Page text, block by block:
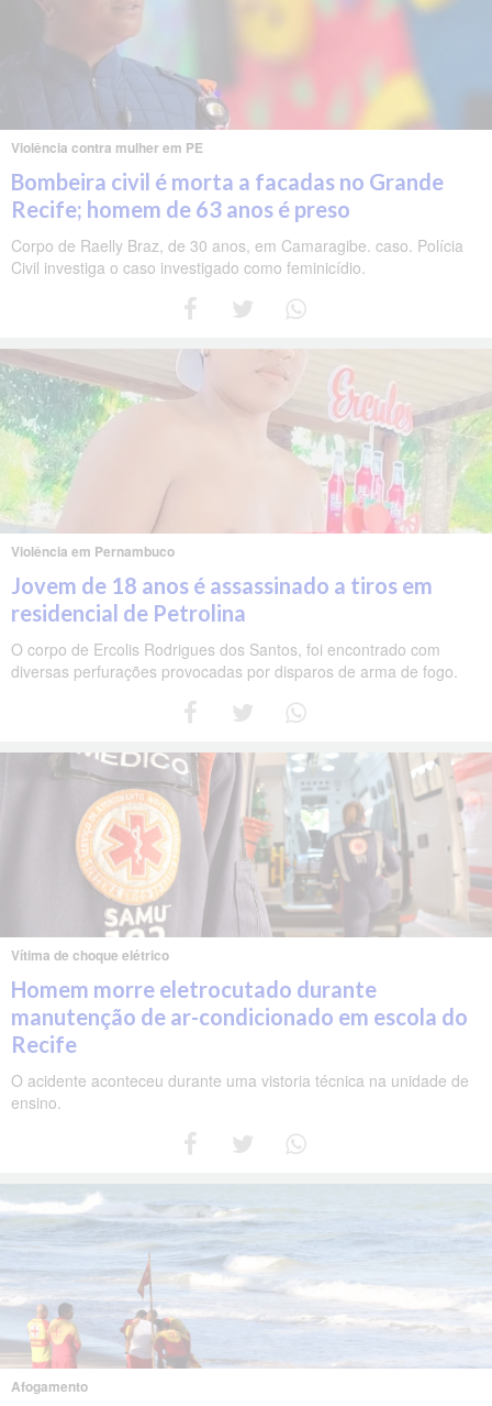
Violência contra mulher em PE
Bombeira civil é morta a facadas no Grande
Recife; homem de 63 anos é preso
Corpo de Raelly Braz, de 30 anos, em Camaragibe. caso. Polícia
Civil investiga o caso investigado como feminicídio.
Violência em Pernambuco
Jovem de 18 anos é assassinado a tiros em
residencial de Petrolina
O corpo de Ercolis Rodrigues dos Santos, foi encontrado com
diversas perfurações provocadas por disparos de arma de fogo.
Vítima de choque elétrico
Homem morre eletrocutado durante
manutenção de ar-condicionado em escola do
Recife
O acidente aconteceu durante uma vistoria técnica na unidade de
ensino.
Afogamento